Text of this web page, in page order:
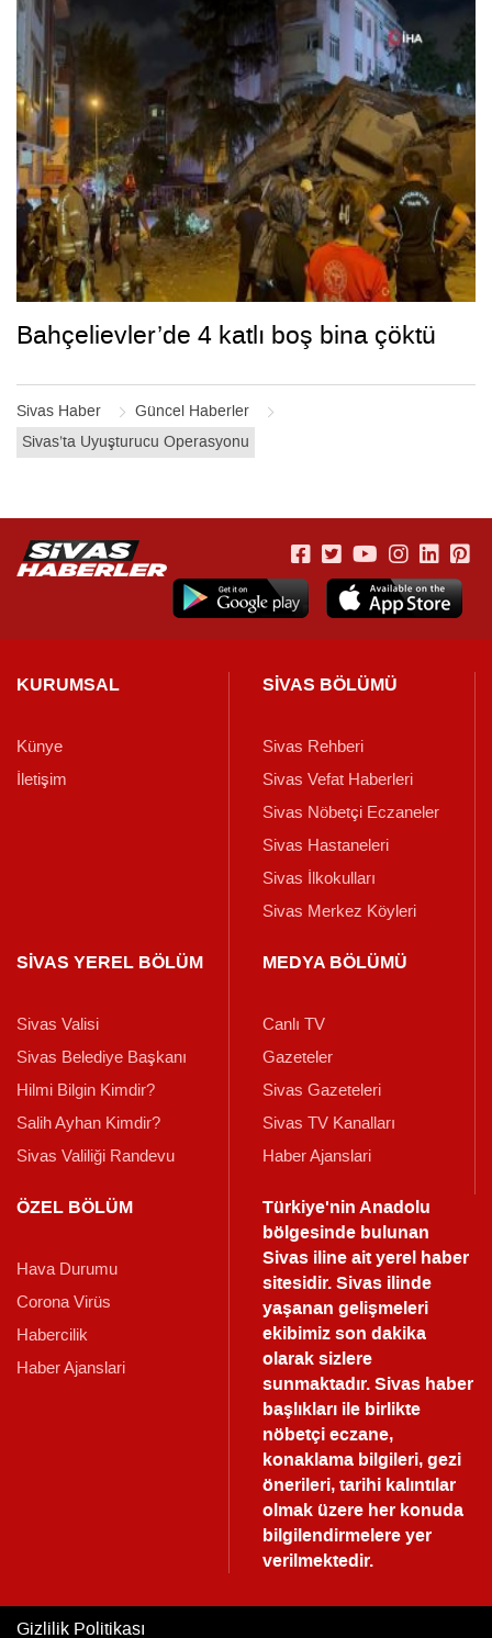
Sivas Haber
Güncel Haberler
Sivas’ta Uyuşturucu Operasyonu
Bahçelievler’de 4 katlı boş bina çöktü
KURUMSAL
Künye
İletişim
SİVAS BÖLÜMÜ
Sivas Rehberi
Sivas Vefat Haberleri
Sivas Nöbetçi Eczaneler
Sivas Hastaneleri
Sivas İlkokulları
Sivas Merkez Köyleri
SİVAS YEREL BÖLÜM
Sivas Valisi
Sivas Belediye Başkanı
Hilmi Bilgin Kimdir?
Salih Ayhan Kimdir?
Sivas Valiliği Randevu
MEDYA BÖLÜMÜ
Canlı TV
Gazeteler
Sivas Gazeteleri
Sivas TV Kanalları
Haber Ajanslari
ÖZEL BÖLÜM
Hava Durumu
Corona Virüs
Habercilik
Haber Ajanslari
Türkiye'nin Anadolu
bölgesinde bulunan
Sivas iline ait yerel haber
sitesidir. Sivas ilinde
yaşanan gelişmeleri
ekibimiz son dakika
olarak sizlere
sunmaktadır.Sivas haber
başlıkları ile birlikte
nöbetçi eczane,
konaklama bilgileri, gezi
önerileri, tarihi kalıntılar
olmak üzere her konuda
bilgilendirmelere yer
verilmektedir.
Gizlilik Politikası